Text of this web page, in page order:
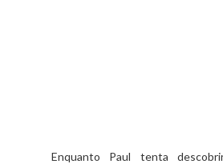
Enquanto Paul tenta